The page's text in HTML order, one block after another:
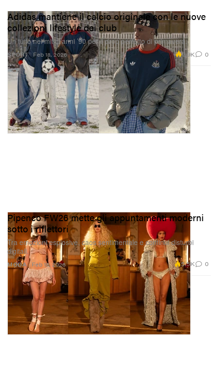
SPORT
Adidas mantiene il calcio originale con le nuove
collezioni lifestyle dei club
Un tuffo nei mitici anni ’90 per il drop perfetto di primavera.
Feb 18, 2026 2.9K 0
MODA
Pipenco FW26 mette gli appuntamenti moderni
sotto i riflettori
Tra emozioni esplosive, caos sentimentale e continui disturbi
digitali.
Feb 18, 2026 5.5K 0